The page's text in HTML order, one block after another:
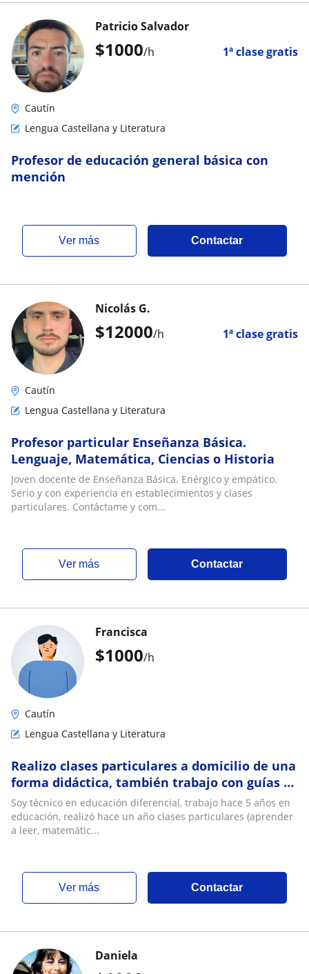
$1000/h 1ª clase gratis
Patricio Salvador
Cautín
Lengua Castellana y Literatura
Profesor de educación general básica con
mención
ver más Contactar
$12000/h 1ª clase gratis
Nicolás G.
Cautín
Lengua Castellana y Literatura
Profesor particular Enseñanza Básica.
Lenguaje, Matemática, Ciencias o Historia
Joven docente de Enseñanza Básica. Enérgico y empático.
Serio y con experiencia en establecimientos y clases
particulares. Contáctame y com...
ver más Contactar
$1000/h
Francisca
Cautín
Lengua Castellana y Literatura
Realizo clases particulares a domicilio de una
forma didáctica, también trabajo con guías y
material realizado por mi
Soy técnico en educación diferencial, trabajo hace 5 años en
educación, realizó hace un año clases particulares (aprender
a leer, matemátic...
ver más Contactar
Daniela